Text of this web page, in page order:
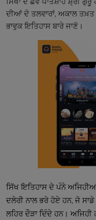
ਦੀਆਂ ਦੋ ਤਲਵਾਰਾਂ, ਅਕਾਲ ਤਖ਼ਤ
ਭਾਵੁਕ ਇਤਿਹਾਸ ਬਾਰੇ ਜਾਣੋ।
ਸਿੱਖ ਇਤਿਹਾਸ ਦੇ ਪੰਨੇ
ਦਲੇਰੀ ਨਾਲ ਭਰੇ ਹੋਏ ਹਨ, ਜੋ
ਲਹਿਰ ਦੌੜਾ ਦਿੰਦੇ ਹਨ।